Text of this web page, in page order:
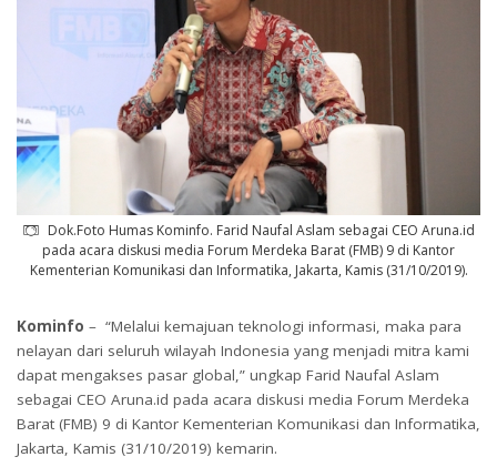
Dok.Foto Humas Kominfo. Farid Naufal Aslam sebagai CEO Aruna.id
pada acara diskusi media Forum Merdeka Barat (FMB) 9 di Kantor
Kementerian Komunikasi dan Informatika, Jakarta, Kamis (31/10/2019).
Kominfo – “Melalui kemajuan teknologi informasi, maka para
nelayan dari seluruh wilayah Indonesia yang menjadi mitra kami
dapat mengakses pasar global,” ungkap Farid Naufal Aslam
sebagai CEO Aruna.id pada acara diskusi media Forum Merdeka
Barat (FMB) 9 di Kantor Kementerian Komunikasi dan Informatika,
Jakarta, Kamis (31/10/2019) kemarin.